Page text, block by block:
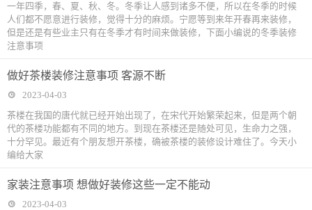
一年四季，春、夏、秋、冬。冬季让人感到诸多不便，所以在冬季的时候
人们都不愿意进行装修，觉得十分的麻烦。宁愿等到来年开春再来装修，
但是还是有些业主只有在冬季才有时间来做装修，下面小编说的冬季装修
注意事项
做好茶楼装修注意事项 客源不断
2023-04-03
茶楼在我国的唐代就已经开始出现了，在宋代开始繁荣起来，但是两个朝
代的茶楼功能都有不同的地方。到现在茶楼还是随处可见，生命力之强，
十分罕见。最近有个朋友想开茶楼，确被茶楼的装修设计难住了。今天小
编给大家
家装注意事项 想做好装修这些一定不能动
2023-04-03